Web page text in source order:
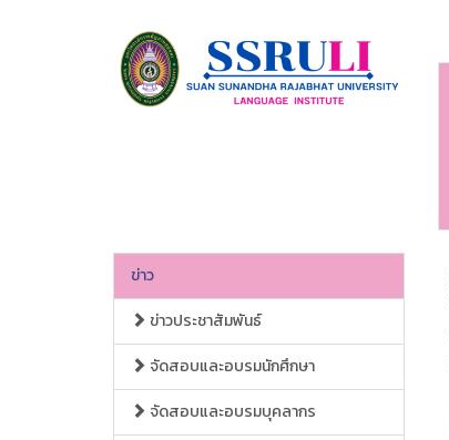
ข่าว
ข่าวประชาสัมพันธ์
จัดสอบและอบรมนักศึกษา
จัดสอบและอบรมบุคลากร